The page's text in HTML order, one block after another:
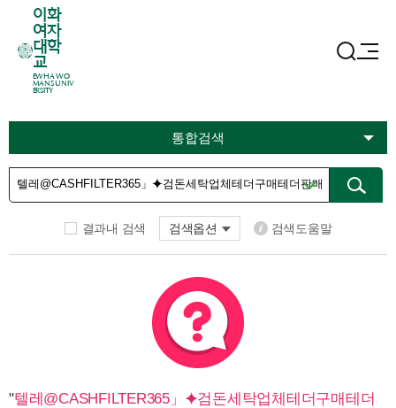
이화
여자
대학
교
EWHA WO
MANS UNIV
ERSITY
통합검색
결과내 검색 검색옵션 검색도움말
"텔레@CASHFILTER365」⯌검돈세탁업체테더구매테더